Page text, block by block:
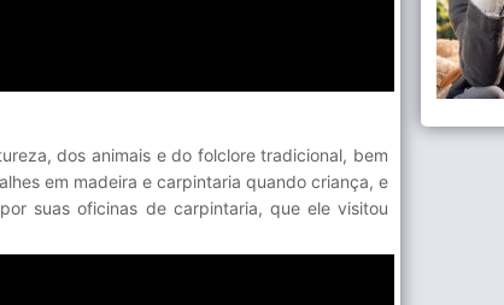
dos animais e do folclore tradicional, bem
em madeira e carpintaria quando criança, e
suas oficinas de carpintaria, que ele visitou